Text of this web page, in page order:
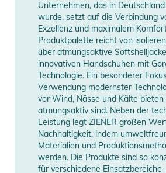
- alle Verschlüsse vor dem Waschen
- Imprägnierung muss aufgefrischt
Produktinformationen
Sicherheitshinweise
Gebrauchsanweisungen,
finden Sie direkt am Produkt.
Unternehmen, das in
wurde, setzt auf die Verbindung
Exzellenz und maximalem
Produktpalette reicht von
über atmungsaktive
innovativen Handschuhen mit
Technologie. Ein besonderer
Verwendung modernster
vor Wind, Nässe und Kälte
atmungsaktiv sind. Neben der
Leistung legt ZIENER großen
Nachhaltigkeit, indem
Materialien und
werden. Die Produkte sind so
für verschiedene Einsatzbereiche